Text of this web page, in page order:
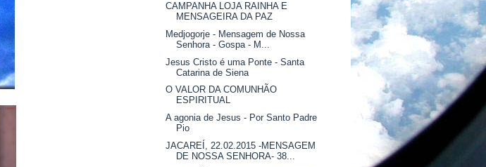
CAMPANHA LOJA RAINHA E
MENSAGEIRA DA PAZ
Medjogorje - Mensagem de Nossa
Senhora - Gospa - M...
Jesus Cristo é uma Ponte - Santa
Catarina de Siena
O VALOR DA COMUNHÃO
ESPIRITUAL
A agonia de Jesus - Por Santo Padre
Pio
JACAREÍ, 22.02.2015 -MENSAGEM
DE NOSSA SENHORA- 38...